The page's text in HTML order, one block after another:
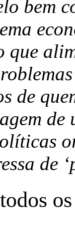
bem
que
de
de
de